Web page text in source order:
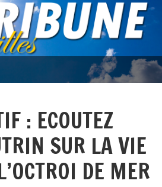
: ECOUTEZ
SUR LA VIE
DE MER